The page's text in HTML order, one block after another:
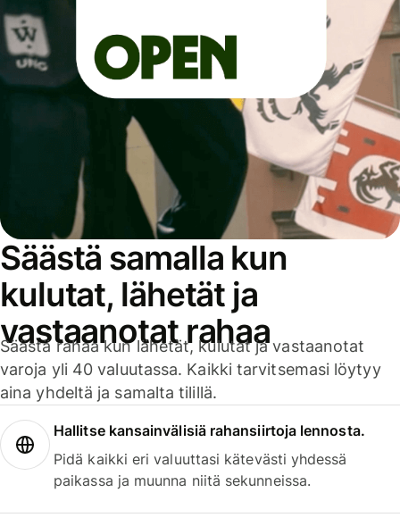
Säästä samalla kun
kulutat, lähetät ja
vastaanotat rahaa
Säästä rahaa kun lähetät, kulutat ja vastaanotat
varoja yli 40 valuutassa. Kaikki tarvitsemasi löytyy
aina yhdeltä ja samalta tilillä.
Hallitse kansainvälisiä rahansiirtoja lennosta.
Pidä kaikki eri valuuttasi kätevästi yhdessä
paikassa ja muunna niitä sekunneissa.